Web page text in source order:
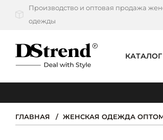
Производство и оптовая продажа
одежды
КАТАЛОГ
КАТАЛОГ
НОВИНКИ
ГЛАВНАЯ ЖЕНСКАЯ ОДЕЖДА